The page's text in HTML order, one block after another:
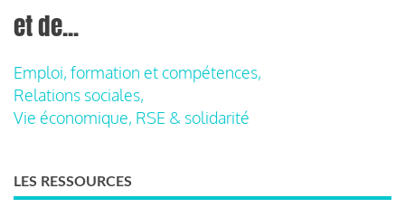
et de...
Emploi, formation et compétences,
Relations sociales,
Vie économique, RSE & solidarité
LES RESSOURCES